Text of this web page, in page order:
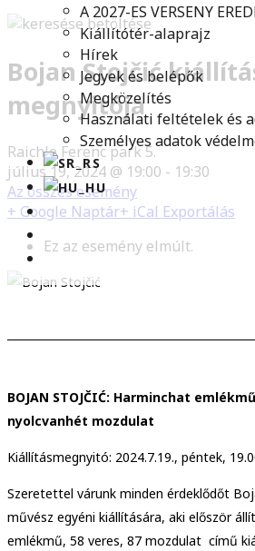
A 2027-ES VERSENY
Kiállítótér-alaprajz
Hírek
Jegyek és belépők
Megközelítés
Használati feltételek és
Személyes adatok
Bojan Stojčić
megnyitója
Raichle Ferenc park 5.
július 19, 2024 @ 19:00 - 19:30
Az összes esemény
+ Google Naptár+ iCal Exportálás
Ez az esemény elmúlt.
BOJAN STOJČIĆ: Harminchat
nyolcvanhét mozdulat
Kiállításmegnyitó: 2024.7.19., péntek,
Szeretettel várunk minden érdeklődőt
művész egyéni kiállítására, aki először
emlékmű, 58 veres, 87 mozdulat című